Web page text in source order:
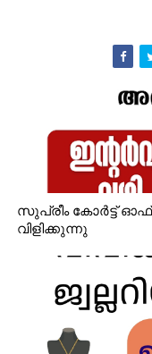
സുപ്രീം കോർട്ട് ഓഫ്
വിളിക്കുന്നു